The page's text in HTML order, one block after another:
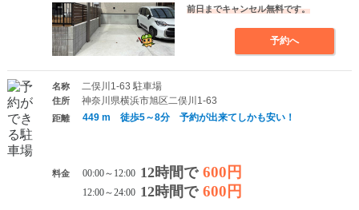
前日までキャンセル無料です。
予約へ
名称 二俣川1-63 駐車場
住所 神奈川県横浜市旭区二俣川1-63
距離 449 m 徒歩5～8分 予約が出来てしかも安い！
料金 00:00～12:00 12時間で 600円
12:00～24:00 12時間で 600円